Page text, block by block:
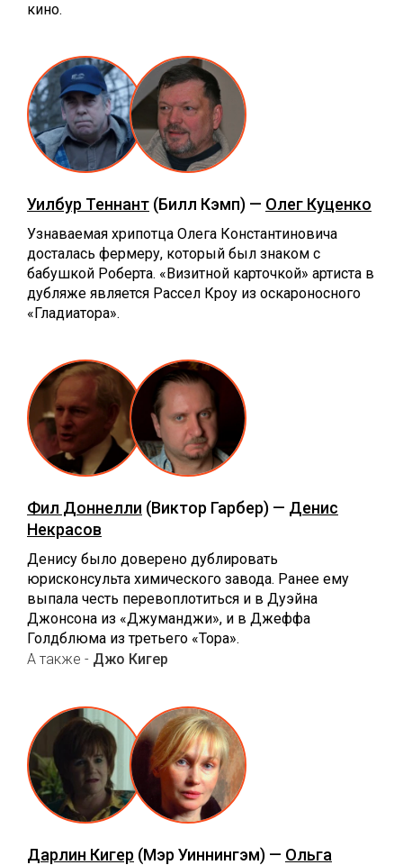
кино.
Уилбур Теннант (Билл Кэмп) — Олег Куценко
Узнаваемая хрипотца Олега Константиновича
досталась фермеру, который был знаком с
бабушкой Роберта. «Визитной карточкой» артиста в
дубляже является Рассел Кроу из оскароносного
«Гладиатора».
Фил Доннелли (Виктор Гарбер) — Денис
Некрасов
Денису было доверено дублировать
юрисконсульта химического завода. Ранее ему
выпала честь перевоплотиться и в Дуэйна
Джонсона из «Джуманджи», и в Джеффа
Голдблюма из третьего «Тора».
А также - Джо Кигер
Дарлин Кигер (Мэр Уиннингэм) — Ольга